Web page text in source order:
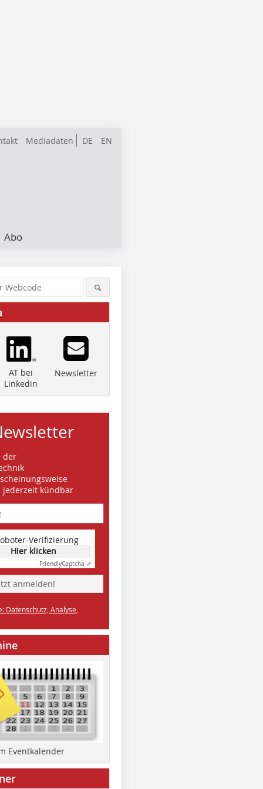
DE EN
Mediadaten
Abo
AT bei
Linkedin
Newsletter
der
jederzeit kündbar
Verifizierung
Hier klicken
FriendlyCaptcha ⇗
anmelden!
Datenschutz, Analyse,
Eventkalender